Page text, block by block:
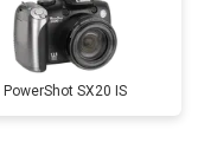
PowerShot SX20 IS